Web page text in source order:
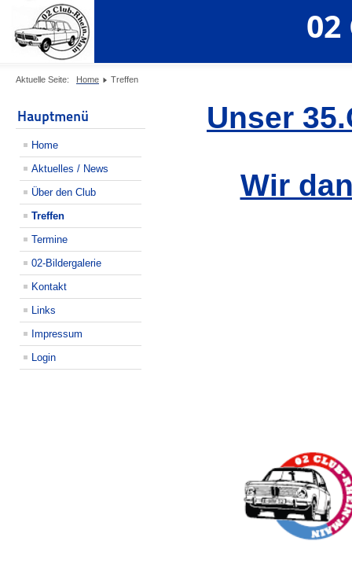
02
Aktuelle Seite: Home Treffen
Hauptmenü
Home
Aktuelles / News
Über den Club
Treffen
Termine
02-Bildergalerie
Kontakt
Links
Impressum
Login
Unser
Wir